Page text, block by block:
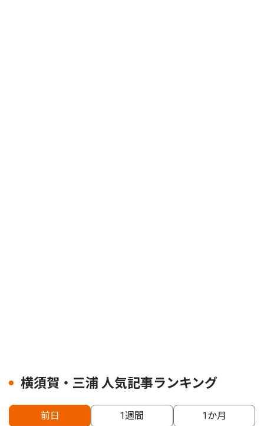
横須賀・三浦 人気記事ランキング
前日 1週間 1か月